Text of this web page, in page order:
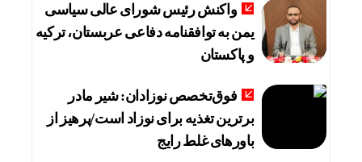
واکنش رئیس شورای عالی سیاسی
یمن به توافقنامه دفاعی عربستان، ترکیه
و پاکستان
فوق‌تخصص نوزادان: شیر مادر
برترین تغذیه برای نوزاد است/پرهیز از
باورهای غلط رایج